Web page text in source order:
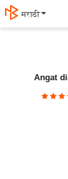
मराठी
Angat